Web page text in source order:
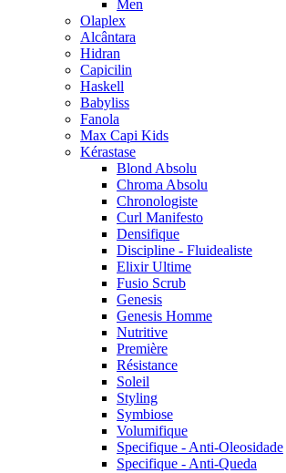
Men
Olaplex
Alcântara
Hidran
Capicilin
Haskell
Babyliss
Fanola
Max Capi Kids
Kérastase
Blond Absolu
Chroma Absolu
Chronologiste
Curl Manifesto
Densifique
Discipline - Fluidealiste
Elixir Ultime
Fusio Scrub
Genesis
Genesis Homme
Nutritive
Première
Résistance
Soleil
Styling
Symbiose
Volumifique
Specifique - Anti-Oleosidade
Specifique - Anti-Queda